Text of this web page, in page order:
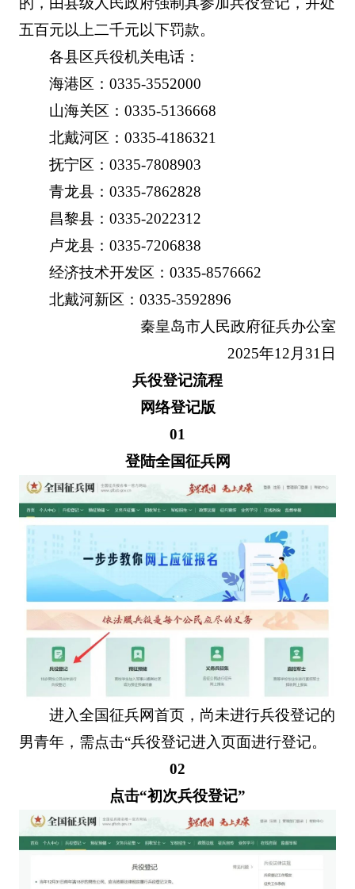
五百元以上二千元以下罚款。
各县区兵役机关电话：
海港区：0335-3552000
山海关区：0335-5136668
北戴河区：0335-4186321
抚宁区：0335-7808903
青龙县：0335-7862828
昌黎县：0335-2022312
卢龙县：0335-7206838
经济技术开发区：0335-8576662
北戴河新区：0335-3592896
秦皇岛市人民政府征兵办公室
2025年12月31日
兵役登记流程
网络登记版
01
登陆全国征兵网
进入全国征兵网首页，尚未进行兵役登记的
男青年，需点击“兵役登记进入页面进行登记。
02
点击“初次兵役登记”